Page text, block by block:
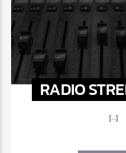
RADIO
[...]